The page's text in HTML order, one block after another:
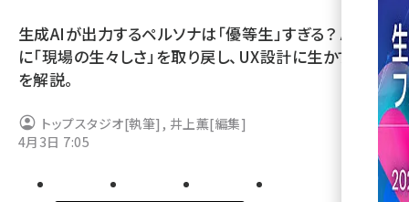
youtube (2449)
セミナー (2318)
z世代 (1632)
meo (1282)
生成AIが出力するペルソナは「優等生」すぎる？ AI時代
に「現場の生々しさ」を取り戻し、UX設計に生かす勘所
を解説。
トップスタジオ[執筆] , 井上薫[編集]
4月3日 7:05